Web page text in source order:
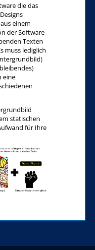
die das
einem
der Software
Texten
muss lediglich
eine
statischen
für Ihre